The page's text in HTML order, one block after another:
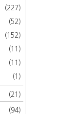
(227)
(52)
(152)
(11)
(11)
(1)
(21)
(94)